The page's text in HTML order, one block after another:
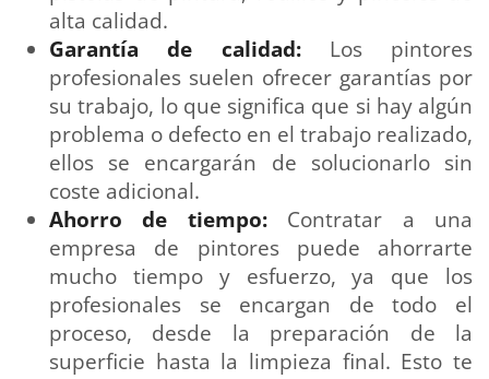
alta calidad.
Garantía de calidad:Los pintores
profesionales suelen ofrecer garantías por
su trabajo, lo que significa que si hay algún
problema o defecto en el trabajo realizado,
ellos se encargarán de solucionarlo sin
coste adicional.
Ahorro de tiempo:Contratar a una
empresa de pintores puede ahorrarte
mucho tiempo y esfuerzo, ya que los
profesionales se encargan de todo el
proceso, desde la preparación de la
superficie hasta la limpieza final. Esto te